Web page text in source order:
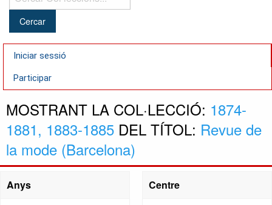
Col·leccions...
Iniciar sessió
Participar
MOSTRANT LA COL·LECCIÓ: 1874-
1881, 1883-1885 DEL TÍTOL: Revue de
la mode (Barcelona)
Anys
Centre